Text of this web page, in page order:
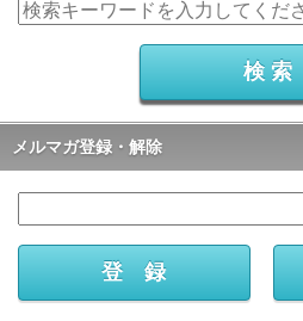
メルマガ登録・解除